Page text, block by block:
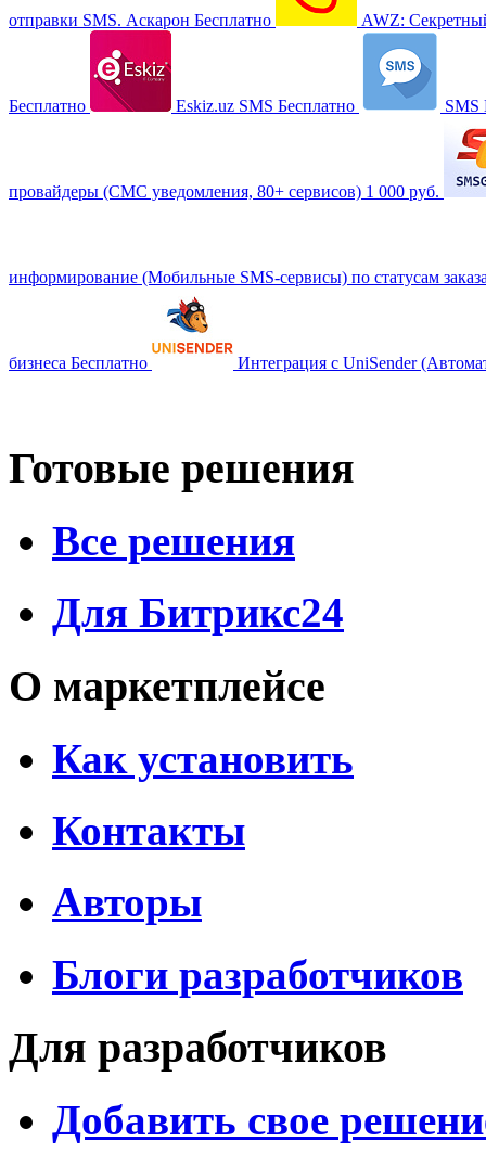
отправки SMS. Аскарон Бесплатно AWZ:
Бесплатно Eskiz.uz SMS Бесплатно SMS
провайдеры (СМС уведомления, 80+ сервисов) 1 000 руб.
информирование (Мобильные SMS-сервисы) по статусам
бизнеса Бесплатно Интеграция с UniSender
Готовые решения
Все решения
Для Битрикс24
О маркетплейсе
Как установить
Контакты
Авторы
Блоги разработчиков
Для разработчиков
Добавить свое